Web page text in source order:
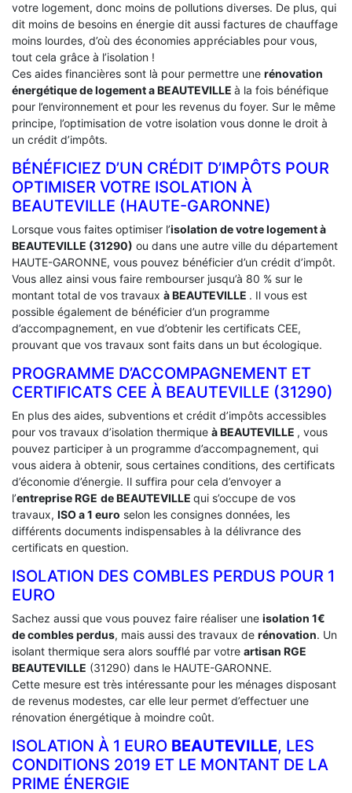
votre logement, donc moins de pollutions diverses. De plus, qui
dit moins de besoins en énergie dit aussi factures de chauffage
moins lourdes, d’où des économies appréciables pour vous,
tout cela grâce à l’isolation !
Ces aides financières sont là pour permettre une rénovation
énergétique de logement aBEAUTEVILLE à la fois bénéfique
pour l’environnement et pour les revenus du foyer. Sur le même
principe, l’optimisation de votre isolation vous donne le droit à
un crédit d’impôts.
BÉNÉFICIEZ D’UN CRÉDIT D’IMPÔTS POUR
OPTIMISER VOTRE ISOLATION À
‎BEAUTEVILLE (HAUTE-GARONNE)
Lorsque vous faites optimiser l’isolation de votre logement à
BEAUTEVILLE (31290) ou dans une autre ville du département
HAUTE-GARONNE, vous pouvez bénéficier d’un crédit d’impôt.
Vous allez ainsi vous faire rembourser jusqu’à 80 % sur le
montant total de vos travaux à BEAUTEVILLE . Il vous est
possible également de bénéficier d’un programme
d’accompagnement, en vue d’obtenir les certificats CEE,
prouvant que vos travaux sont faits dans un but écologique.
PROGRAMME D’ACCOMPAGNEMENT ET
CERTIFICATS CEE À ‎BEAUTEVILLE (31290)
En plus des aides, subventions et crédit d’impôts accessibles
pour vos travaux d’isolation thermique à BEAUTEVILLE , vous
pouvez participer à un programme d’accompagnement, qui
vous aidera à obtenir, sous certaines conditions, des certificats
d’économie d’énergie. Il suffira pour cela d’envoyer a
l’entreprise RGE de BEAUTEVILLE qui s’occupe de vos
travaux, ISO a 1 euro selon les consignes données, les
différents documents indispensables à la délivrance des
certificats en question.
ISOLATION DES COMBLES PERDUS POUR 1
EURO
Sachez aussi que vous pouvez faire réaliser une isolation 1€
de combles perdus, mais aussi des travaux de rénovation. Un
isolant thermique sera alors soufflé par votre artisan RGE
BEAUTEVILLE (31290) dans le HAUTE-GARONNE.
Cette mesure est très intéressante pour les ménages disposant
de revenus modestes, car elle leur permet d’effectuer une
rénovation énergétique à moindre coût.
ISOLATION À 1 EURO BEAUTEVILLE, LES
CONDITIONS 2019 ET LE MONTANT DE LA
PRIME ÉNERGIE